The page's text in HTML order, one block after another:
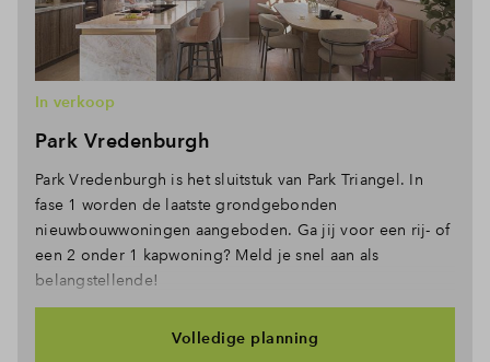
Park Vredenburgh
In verkoop
Park Vredenburgh is het sluitstuk van Park Triangel. In
fase 1 worden de laatste grondgebonden
nieuwbouwwoningen aangeboden. Ga jij voor een rij- of
een 2 onder 1 kapwoning? Meld je snel aan als
belangstellende!
Volledige planning